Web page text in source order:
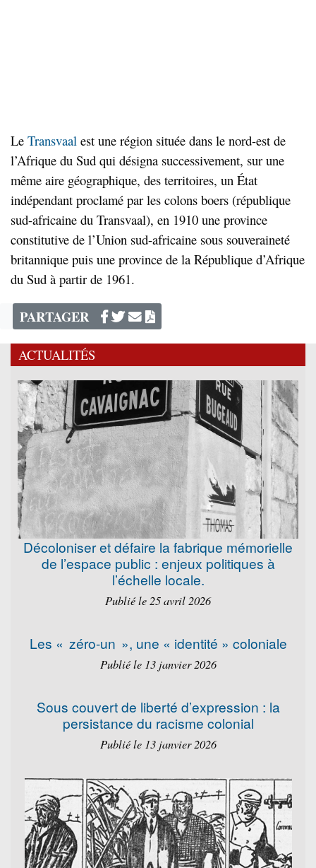
Le Transvaal est une région située dans le nord-est de
l’Afrique du Sud qui désigna successivement, sur une
même aire géographique, des territoires, un État
indépendant proclamé par les colons boers (république
sud-africaine du Transvaal), en 1910 une province
constitutive de l’Union sud-africaine sous souveraineté
britannique puis une province de la République d’Afrique
du Sud à partir de 1961.
PARTAGER
ACTUALITÉS
Décoloniser et défaire la fabrique mémorielle
de l’espace public : enjeux politiques à
l’échelle locale.
Publié le 25 avril 2026
Les « zéro-un », une « identité » coloniale
Publié le 13 janvier 2026
Sous couvert de liberté d’expression : la
persistance du racisme colonial
Publié le 13 janvier 2026